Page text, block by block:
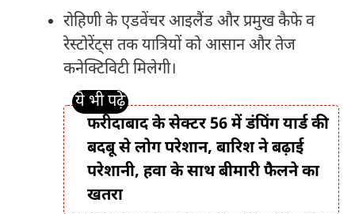
रोहिणी के एडवेंचर आइलैंड और प्रमुख कैफे व
रेस्टोरेंट्स तक यात्रियों को आसान और तेज
कनेक्टिविटी मिलेगी।
फरीदाबाद के सेक्टर 56 में डंपिंग यार्ड की
बदबू से लोग परेशान, बारिश ने बढ़ाई
परेशानी, हवा के साथ बीमारी फैलने का
खतरा